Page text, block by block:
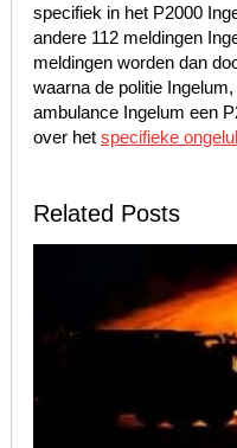
specifiek in het P2000
andere 112 meldingen
meldingen worden dan
waarna de politie
ambulance Ingelum een
over het specifieke
Related Posts